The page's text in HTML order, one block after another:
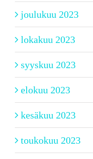
joulukuu 2023
lokakuu 2023
syyskuu 2023
elokuu 2023
kesäkuu 2023
toukokuu 2023